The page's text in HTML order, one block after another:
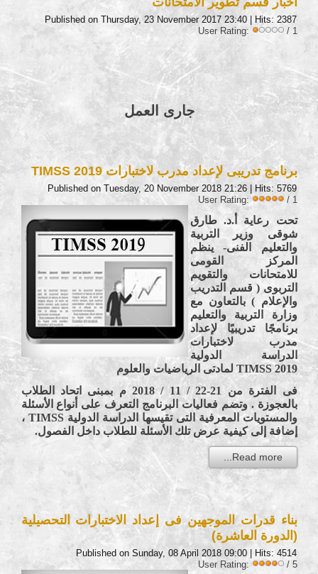
Published on Thursday, 23 November 2017 23:40| Hits: 2387
User Rating:
/ 1
جارى العمل
برنامج تدريبى لإعداد مدرب لاختبارات TIMSS 2019
Published on Tuesday, 20 November 2018 21:26| Hits: 5769
User Rating:
/ 1
تحت رعاية أ.د. طارق
شوقى وزير التربية
والتعليم الفنى- ينظم
المركز القومى
للامتحانات والتقويم
التربوى ( قسم التدريب
والإعلام ) بالتعاون مع
وزارة التربية والتعليم
برنامجًا تدريبيًا لإعداد
مدرب لاختبارات
الدراسة الدولية
TIMSS 2019 لمادتى الرياضيات والعلوم
فى الفترة من 21-22 / 11 / 2018 م بمبنى اتحاد الطلاب
بالعجوزة . وتضم فعاليات البرنامج التعرف على أنواع الأسئلة
والمستويات المعرفية التى تقيسها الدراسة الدولية TIMSS ،
إضافة إلى كيفية عرض تلك الأسئلة للطلاب داخل الفصول.
Read more...
بناء قدرات الموجهين فى إعداد الاختبارات التحصيلية
(الدورة العاشرة)
Published on Sunday, 08 April 2018 09:00| Hits: 4514
User Rating:
/ 5